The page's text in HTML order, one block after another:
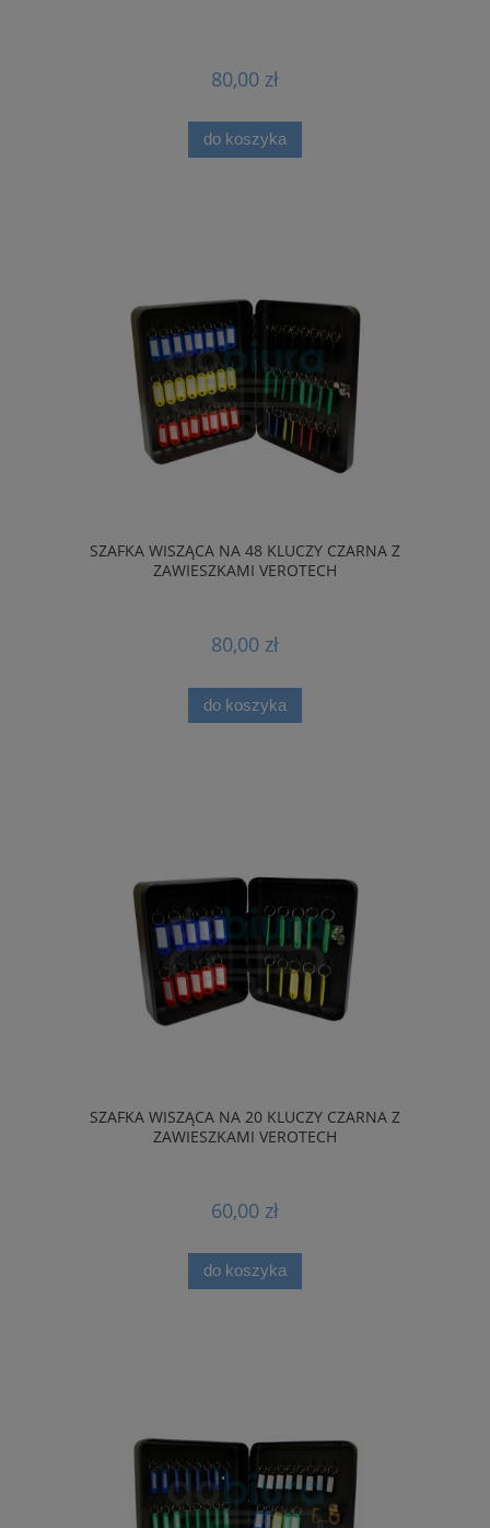
80,00 zł
do koszyka
SZAFKA WISZĄCA NA 48 KLUCZY CZARNA Z
ZAWIESZKAMI VEROTECH
80,00 zł
do koszyka
SZAFKA WISZĄCA NA 20 KLUCZY CZARNA Z
ZAWIESZKAMI VEROTECH
60,00 zł
do koszyka